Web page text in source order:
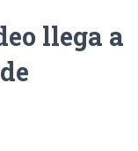
llega a